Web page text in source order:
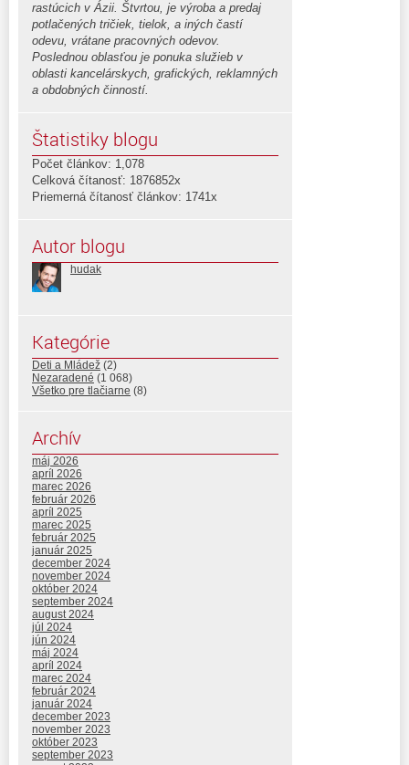
rastúcich v Ázii. Štvrtou, je výroba a predaj
potlačených tričiek, tielok, a iných častí
odevu, vrátane pracovných odevov.
Poslednou oblasťou je ponuka služieb v
oblasti kancelárskych, grafických, reklamných
a obdobných činností.
Štatistiky blogu
Počet článkov: 1,078
Celková čítanosť: 1876852x
Priemerná čítanosť článkov: 1741x
Autor blogu
hudak
Kategórie
Deti a Mládež (2)
Nezaradené (1 068)
Všetko pre tlačiarne (8)
Archív
máj 2026
apríl 2026
marec 2026
február 2026
apríl 2025
marec 2025
február 2025
január 2025
december 2024
november 2024
október 2024
september 2024
august 2024
júl 2024
jún 2024
máj 2024
apríl 2024
marec 2024
február 2024
január 2024
december 2023
november 2023
október 2023
september 2023